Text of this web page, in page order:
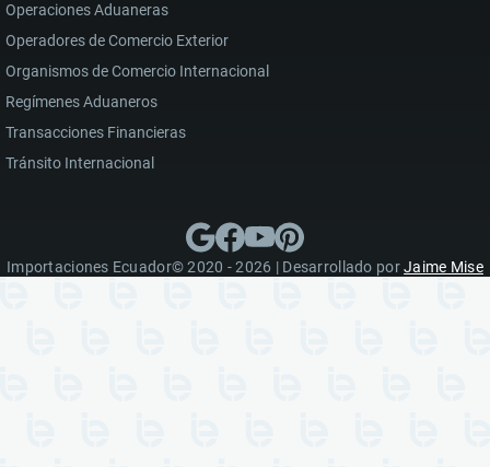
Operaciones Aduaneras
Operadores de Comercio Exterior
Organismos de Comercio Internacional
Regímenes Aduaneros
Transacciones Financieras
Tránsito Internacional
Importaciones Ecuador© 2020 - 2026 | Desarrollado porJaime Mise